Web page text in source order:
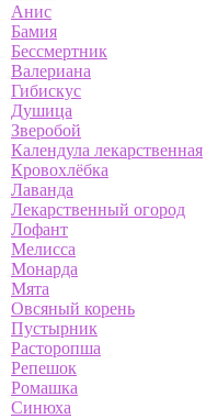
Анис
Бамия
Бессмертник
Валериана
Гибискус
Душица
Зверобой
Календула лекарственная
Кровохлёбка
Лаванда
Лекарственный огород
Лофант
Мелисса
Монарда
Мята
Овсяный корень
Пустырник
Расторопша
Репешок
Ромашка
Синюха